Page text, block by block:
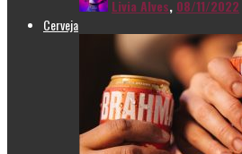
Livia Alves, 08/11/2022
Cerveja